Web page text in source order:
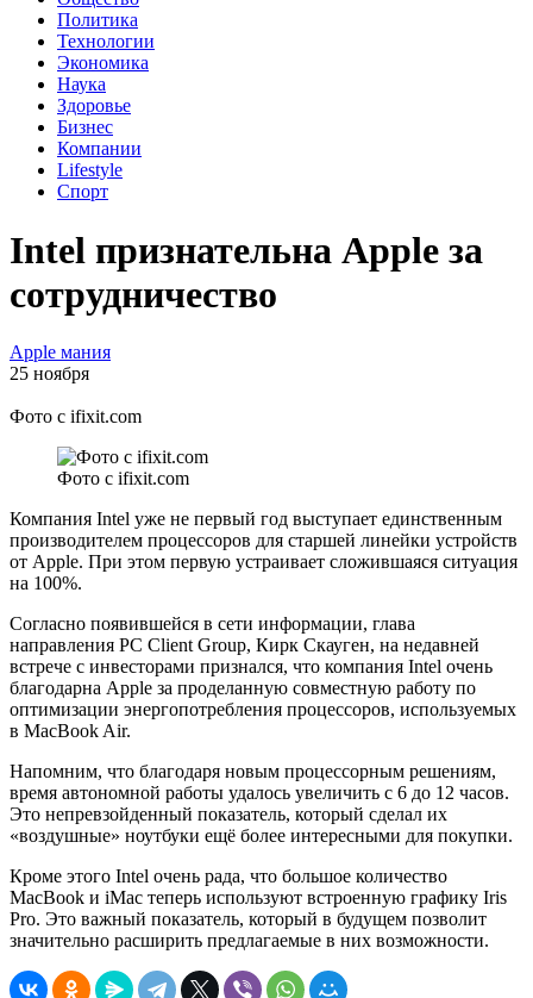
Политика
Технологии
Экономика
Наука
Здоровье
Бизнес
Компании
Lifestyle
Спорт
Intel признательна Apple за
сотрудничество
Apple мания
25 ноября
Фото с ifixit.com
Фото с ifixit.com
Компания Intel уже не первый год выступает единственным
производителем процессоров для старшей линейки устройств
от Apple. При этом первую устраивает сложившаяся ситуация
на 100%.
Согласно появившейся в сети информации, глава
направления PC Client Group, Кирк Скауген, на недавней
встрече с инвесторами признался, что компания Intel очень
благодарна Apple за проделанную совместную работу по
оптимизации энергопотребления процессоров, используемых
в MacBook Air.
Напомним, что благодаря новым процессорным решениям,
время автономной работы удалось увеличить с 6 до 12 часов.
Это непревзойденный показатель, который сделал их
«воздушные» ноутбуки ещё более интересными для покупки.
Кроме этого Intel очень рада, что большое количество
MacBook и iMac теперь используют встроенную графику Iris
Pro. Это важный показатель, который в будущем позволит
значительно расширить предлагаемые в них возможности.